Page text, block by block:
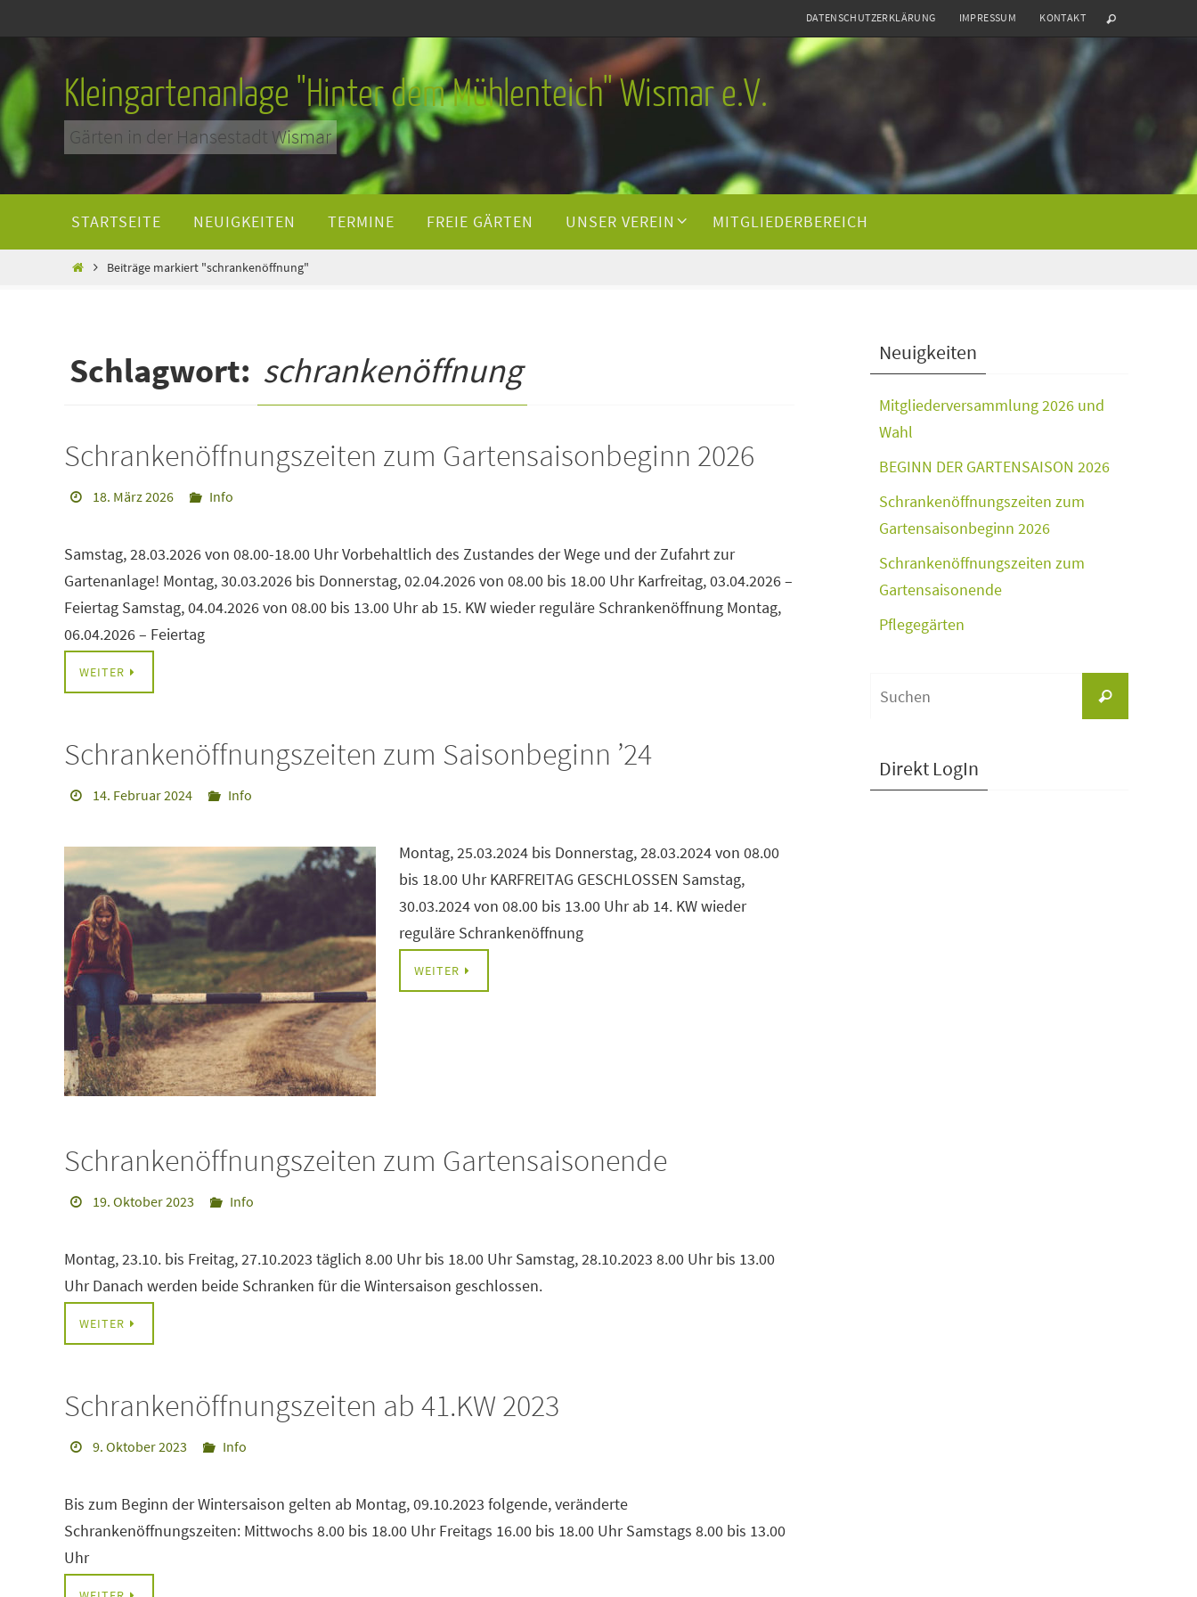
Inhalt
springen
DATENSCHUTZERKLÄRUNG IMPRESSUM KONTAKT
Kleingartenanlage "Hinter dem Mühlenteich" Wismar e.V.
Gärten in der Hansestadt Wismar
STARTSEITE NEUIGKEITEN TERMINE FREIE GÄRTEN UNSER VEREIN MITGLIEDERBEREICH
HomeBeiträge markiert "schrankenöffnung"
Schlagwort: schrankenöffnung
Schrankenöffnungszeiten zum Gartensaisonbeginn 2026
18. März 2026 Info
Samstag, 28.03.2026 von 08.00-18.00 Uhr Vorbehaltlich des Zustandes der Wege und der Zufahrt zur
Gartenanlage! Montag, 30.03.2026 bis Donnerstag, 02.04.2026 von 08.00 bis 18.00 Uhr Karfreitag, 03.04.2026 –
Feiertag Samstag, 04.04.2026 von 08.00 bis 13.00 Uhr ab 15. KW wieder reguläre Schrankenöffnung Montag,
06.04.2026 – Feiertag
WEITER
Schrankenöffnungszeiten zum Saisonbeginn ’24
14. Februar 2024 Info
Montag, 25.03.2024 bis Donnerstag, 28.03.2024 von 08.00
bis 18.00 Uhr KARFREITAG GESCHLOSSEN Samstag,
30.03.2024 von 08.00 bis 13.00 Uhr ab 14. KW wieder
reguläre Schrankenöffnung
WEITER
Schrankenöffnungszeiten zum Gartensaisonende
19. Oktober 2023 Info
Montag, 23.10. bis Freitag, 27.10.2023 täglich 8.00 Uhr bis 18.00 Uhr Samstag, 28.10.2023 8.00 Uhr bis 13.00
Uhr Danach werden beide Schranken für die Wintersaison geschlossen.
WEITER
Schrankenöffnungszeiten ab 41.KW 2023
9. Oktober 2023 Info
Bis zum Beginn der Wintersaison gelten ab Montag, 09.10.2023 folgende, veränderte
Schrankenöffnungszeiten: Mittwochs 8.00 bis 18.00 Uhr Freitags 16.00 bis 18.00 Uhr Samstags 8.00 bis 13.00
Uhr
Neuigkeiten
Mitgliederversammlung 2026 und
Wahl
BEGINN DER GARTENSAISON 2026
Schrankenöffnungszeiten zum
Gartensaisonbeginn 2026
Schrankenöffnungszeiten zum
Gartensaisonende
Pflegegärten
Suchen
Direkt LogIn